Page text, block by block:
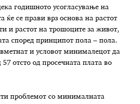
годишното усогласување на
ќе се прави врз основа на растот
и растот на трошоците за живот,
според принципот пола – пола.
и условот минималецот да
отсто од просечната плата во
проблемот со минималната